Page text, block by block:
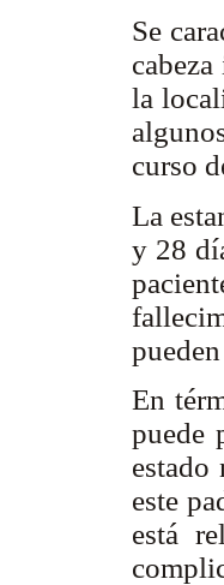
Se
la
curso
La
y 28
En
puede
este
está